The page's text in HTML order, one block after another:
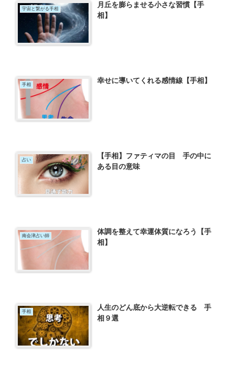
宇宙と繋がる手相
月丘を膨らませる小さな習慣【手
相】
手相 幸せに導いてくれる感情線【手相】
占い
【手相】ファティマの目 手の中に
ある目の意味
南会津占い師
体調を整えて幸運体質になろう【手
相】
手相
人生のどん底から大逆転できる 手
相９選